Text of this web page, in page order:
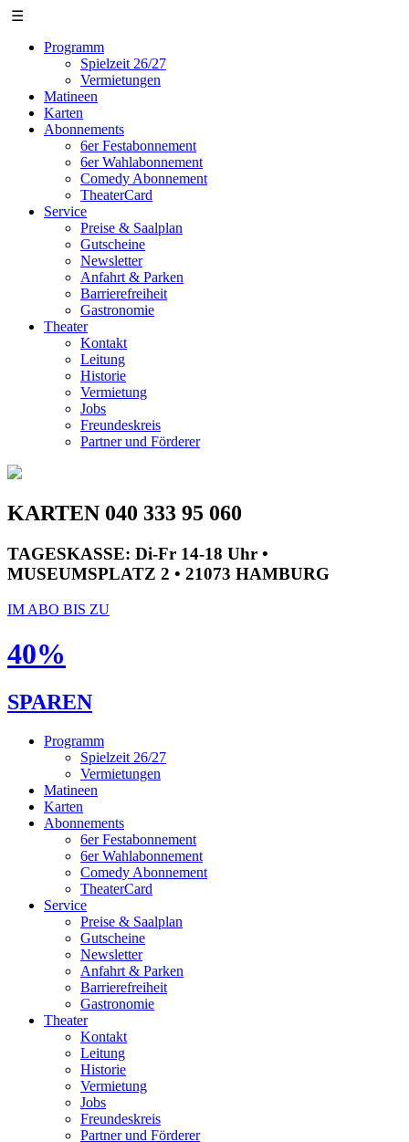
☰
Programm
Spielzeit 26/27
Vermietungen
Matineen
Karten
Abonnements
6er Festabonnement
6er Wahlabonnement
Comedy Abonnement
TheaterCard
Service
Preise & Saalplan
Gutscheine
Newsletter
Anfahrt & Parken
Barrierefreiheit
Gastronomie
Theater
Kontakt
Leitung
Historie
Vermietung
Jobs
Freundeskreis
Partner und Förderer
KARTEN 040 333 95 060
TAGESKASSE: Di-Fr 14-18 Uhr •
MUSEUMSPLATZ 2 • 21073 HAMBURG
IM ABO BIS ZU
40%
SPAREN
Programm
Spielzeit 26/27
Vermietungen
Matineen
Karten
Abonnements
6er Festabonnement
6er Wahlabonnement
Comedy Abonnement
TheaterCard
Service
Preise & Saalplan
Gutscheine
Newsletter
Anfahrt & Parken
Barrierefreiheit
Gastronomie
Theater
Kontakt
Leitung
Historie
Vermietung
Jobs
Freundeskreis
Partner und Förderer